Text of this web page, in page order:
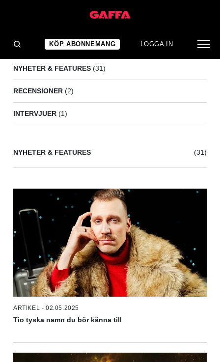
KÖP ABONNEMANG LOGGA IN
NYHETER & FEATURES (31)
RECENSIONER (2)
INTERVJUER (1)
NYHETER & FEATURES (31)
ARTIKEL - 02.05.2025
Tio tyska namn du bör känna till